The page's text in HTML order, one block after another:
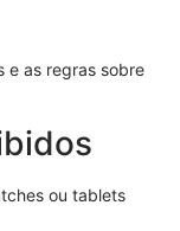
e as regras sobre
ou tablets